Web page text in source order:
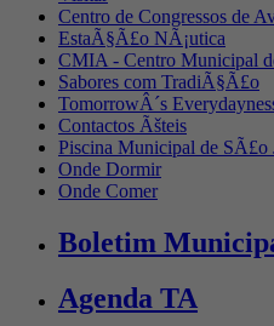
Centro de Congressos de
EstaÃ§Ã£o NÃ¡utica
CMIA - Centro Municipal
Sabores com TradiÃ§Ã£o
TomorrowÂ´s
Contactos Ãšteis
Piscina Municipal de SÃ£o
Onde Dormir
Onde Comer
Boletim
Agenda TA